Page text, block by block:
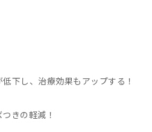
下し、治療効果もアップする！
きの軽減！